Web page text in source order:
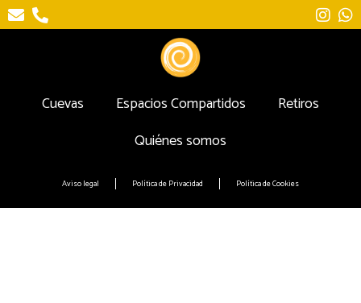
Cuevas Espacios Compartidos
Retiros
Quiénes somos
Aviso legal Política de Privacidad Política de Cookies